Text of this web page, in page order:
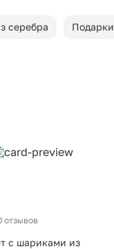
серебра
отзывов
с шариками из